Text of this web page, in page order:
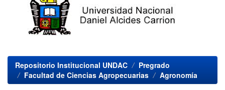
Repositorio Institucional UNDAC
Pregrado
Facultad de Ciencias Agropecuarias
Agronomía